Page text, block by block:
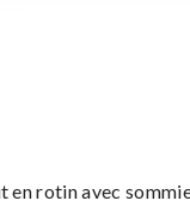
en rotin avec